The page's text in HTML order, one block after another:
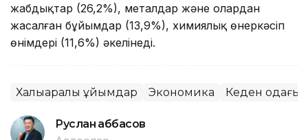
жабдықтар (26,2%), металдар және олардан
жасалған бұйымдар (13,9%), химиялық өнеркәсіп
өнімдері (11,6%) әкелінеді.
Халықаралық ұйымдар Экономика Кеден одағы
Руслан Ғаббасов